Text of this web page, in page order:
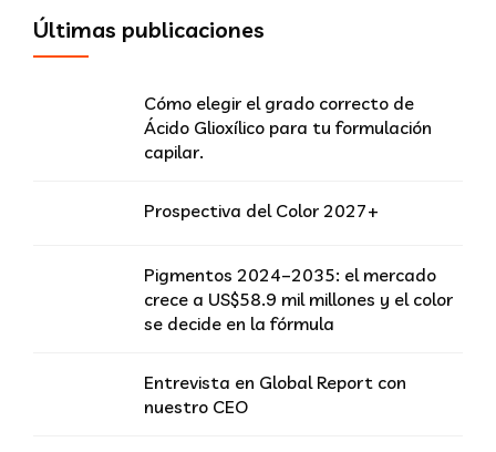
Últimas publicaciones
Cómo elegir el grado correcto de
Ácido Glioxílico para tu formulación
capilar.
Prospectiva del Color 2027+
Pigmentos 2024–2035: el mercado
crece a US$58.9 mil millones y el color
se decide en la fórmula
Entrevista en Global Report con
nuestro CEO